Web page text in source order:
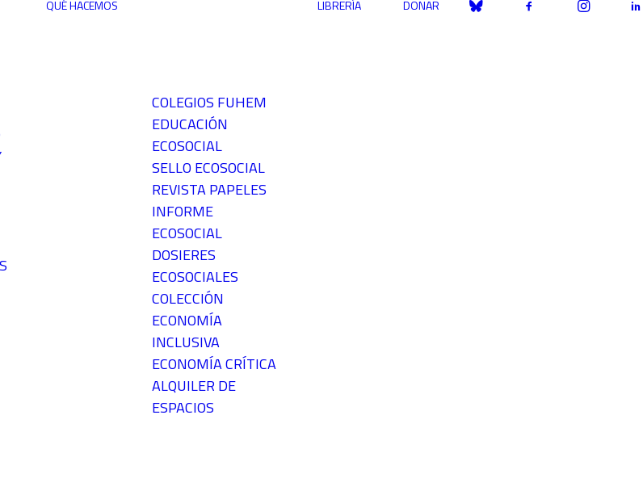
QUÉ HACEMOS
COLEGIOS FUHEM
EDUCACIÓN
ECOSOCIAL
SELLO ECOSOCIAL
REVISTA PAPELES
INFORME
ECOSOCIAL
DOSIERES
ECOSOCIALES
COLECCIÓN
ECONOMÍA
INCLUSIVA
ECONOMÍA CRÍTICA
ALQUILER DE
ESPACIOS
LIBRERÍA DONAR